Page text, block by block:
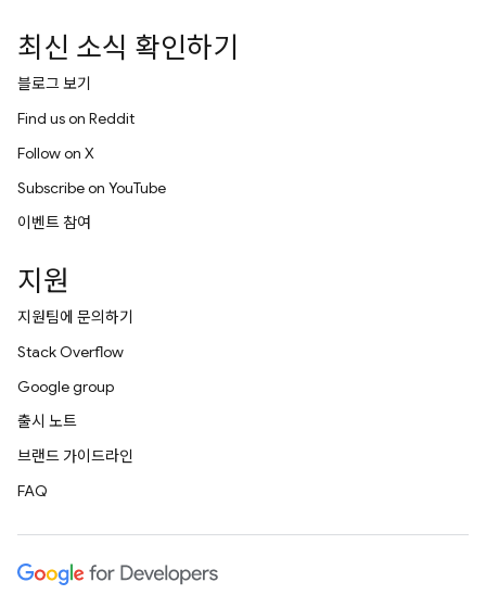
최신 소식 확인하기
블로그 보기
Find us on Reddit
Follow on X
Subscribe on YouTube
이벤트 참여
지원
지원팀에 문의하기
Stack Overflow
Google group
출시 노트
브랜드 가이드라인
FAQ